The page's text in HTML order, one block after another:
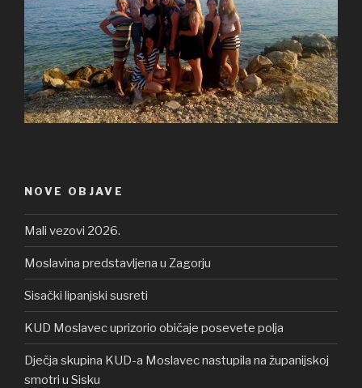
NOVE OBJAVE
Mali vezovi 2026.
Moslavina predstavljena u Zagorju
Sisački lipanjski susreti
KUD Moslavec uprizorio običaje posevete polja
Dječja skupina KUD-a Moslavec nastupila na županijskoj
smotri u Sisku